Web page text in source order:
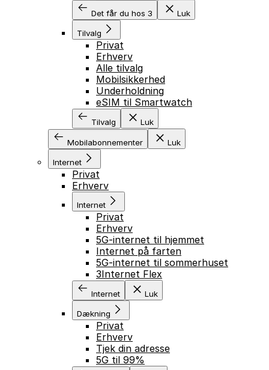
Det får du hos 3 Luk
Tilvalg
Privat
Erhverv
Alle tilvalg
Mobilsikkerhed
Underholdning
eSIM til Smartwatch
Tilvalg Luk
Mobilabonnementer Luk
Internet
Privat
Erhverv
Internet
Privat
Erhverv
5G-internet til hjemmet
Internet på farten
5G-internet til sommerhuset
3Internet Flex
Internet Luk
Dækning
Privat
Erhverv
Tjek din adresse
5G til 99%